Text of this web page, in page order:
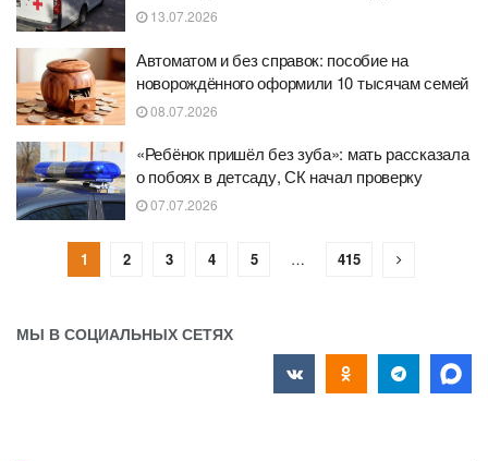
13.07.2026
Автоматом и без справок: пособие на
новорождённого оформили 10 тысячам семей
08.07.2026
«Ребёнок пришёл без зуба»: мать рассказала
о побоях в детсаду, СК начал проверку
07.07.2026
1 2 3 4 5 … 415
МЫ В СОЦИАЛЬНЫХ СЕТЯХ